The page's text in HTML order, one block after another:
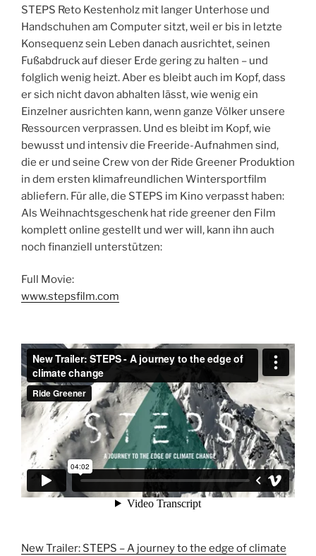
STEPS Reto Kestenholz mit langer Unterhose und
Handschuhen am Computer sitzt, weil er bis in letzte
Konsequenz sein Leben danach ausrichtet, seinen
Fußabdruck auf dieser Erde gering zu halten – und
folglich wenig heizt. Aber es bleibt auch im Kopf, dass
er sich nicht davon abhalten lässt, wie wenig ein
Einzelner ausrichten kann, wenn ganze Völker unsere
Ressourcen verprassen. Und es bleibt im Kopf, wie
bewusst und intensiv die Freeride-Aufnahmen sind,
die er und seine Crew von der Ride Greener Produktion
in dem ersten klimafreundlichen Wintersportfilm
abliefern. Für alle, die STEPS im Kino verpasst haben:
Als Weihnachtsgeschenk hat ride greener den Film
komplett online gestellt und wer will, kann ihn auch
noch finanziell unterstützen:
Full Movie:
www.stepsfilm.com
New Trailer: STEPS – A journey to the edge of climate